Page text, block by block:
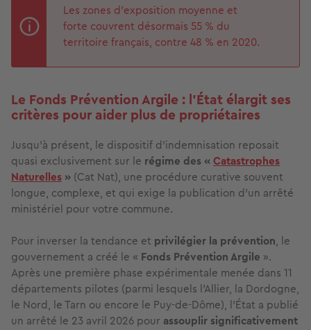
Les zones d’exposition moyenne et
forte couvrent désormais 55 % du
territoire français, contre 48 % en 2020.
Le Fonds Prévention Argile : l'État élargit ses
critères pour aider plus de propriétaires
Jusqu'à présent, le dispositif d'indemnisation reposait
quasi exclusivement sur le régime des «Catastrophes
Naturelles » (Cat Nat), une procédure curative souvent
longue, complexe, et qui exige la publication d'un arrêté
ministériel pour votre commune.
Pour inverser la tendance et privilégier la prévention, le
gouvernement a créé le « Fonds Prévention Argile ».
Après une première phase expérimentale menée dans 11
départements pilotes (parmi lesquels l'Allier, la Dordogne,
le Nord, le Tarn ou encore le Puy-de-Dôme), l'État a publié
un arrêté le 23 avril 2026 pour assouplir significativement